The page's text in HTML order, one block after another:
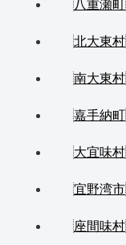
八重瀬町
北大東村
南大東村
嘉手納町
大宜味村
宜野湾市
座間味村